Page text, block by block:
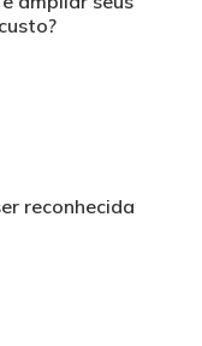
reconhecida